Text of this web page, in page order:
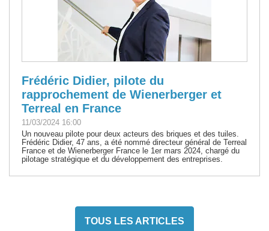
Frédéric Didier, pilote du
rapprochement de Wienerberger et
Terreal en France
11/03/2024 16:00
Un nouveau pilote pour deux acteurs des briques et des tuiles.
Frédéric Didier, 47 ans, a été nommé directeur général de Terreal
France et de Wienerberger France le 1er mars 2024, chargé du
pilotage stratégique et du développement des entreprises.
TOUS LES ARTICLES